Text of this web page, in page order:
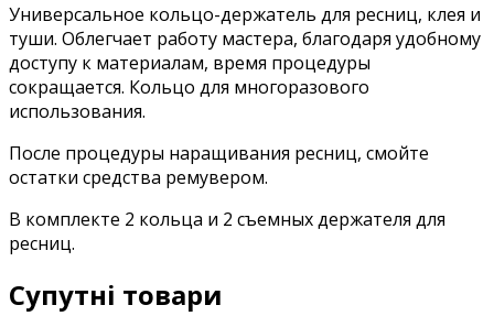
Универсальное кольцо-держатель для ресниц, клея и
туши. Облегчает работу мастера, благодаря удобному
доступу к материалам, время процедуры
сокращается. Кольцо для многоразового
использования.
После процедуры наращивания ресниц, смойте
остатки средства ремувером.
В комплекте 2 кольца и 2 съемных держателя для
ресниц.
Супутні товари